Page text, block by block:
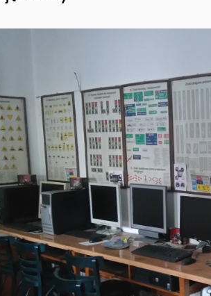
opis szkoły